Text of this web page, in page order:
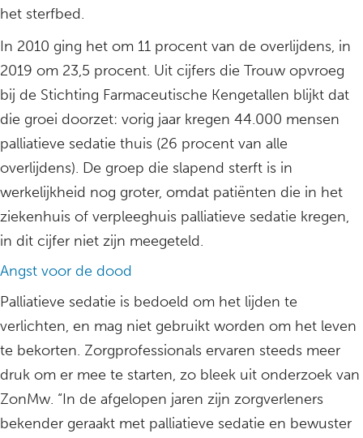
het sterfbed.
In 2010 ging het om 11 procent van de overlijdens, in
2019 om 23,5 procent. Uit cijfers die Trouw opvroeg
bij de Stichting Farmaceutische Kengetallen blijkt dat
die groei doorzet: vorig jaar kregen 44.000 mensen
palliatieve sedatie thuis (26 procent van alle
overlijdens). De groep die slapend sterft is in
werkelijkheid nog groter, omdat patiënten die in het
ziekenhuis of verpleeghuis palliatieve sedatie kregen,
in dit cijfer niet zijn meegeteld.
Angst voor de dood
Palliatieve sedatie is bedoeld om het lijden te
verlichten, en mag niet gebruikt worden om het leven
te bekorten. Zorgprofessionals ervaren steeds meer
druk om er mee te starten, zo bleek uit onderzoek van
ZonMw. “In de afgelopen jaren zijn zorgverleners
bekender geraakt met palliatieve sedatie en bewuster